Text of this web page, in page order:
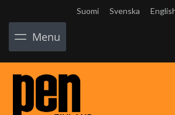
Suomi Svenska
Menu